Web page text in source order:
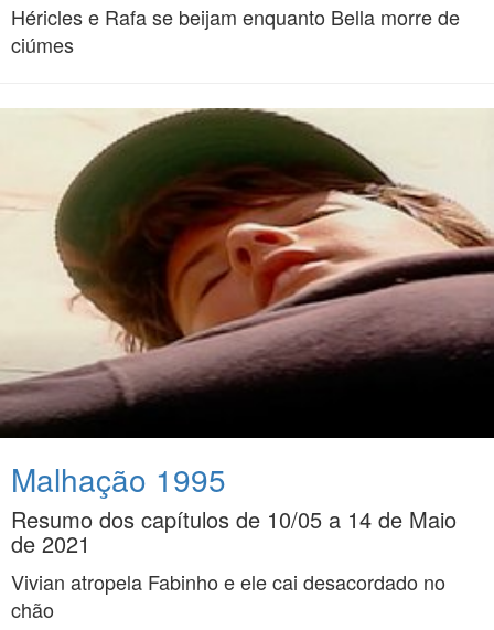
Héricles e Rafa se beijam enquanto Bella morre de
ciúmes
Malhação 1995
Resumo dos capítulos de 10/05 a 14 de Maio
de 2021
Vivian atropela Fabinho e ele cai desacordado no
chão